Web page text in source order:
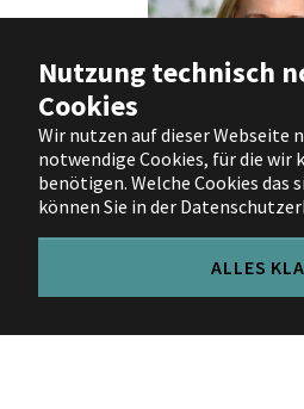
Nutzung technisch
Cookies
Wir nutzen auf dieser Webseite
notwendige Cookies, für die wir
benötigen. Welche Cookies das
können Sie in der
ALLES
Mara
Team